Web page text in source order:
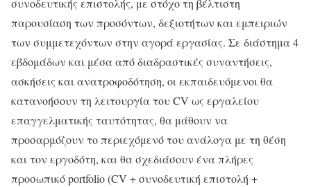
συνοδευτικής επιστολής, με στόχο τη βέλτιστη
παρουσίαση των προσόντων, δεξιοτήτων και εμπειριών
των συμμετεχόντων στην αγορά εργασίας. Σε διάστημα 4
εβδομάδων και μέσα από διαδραστικές συναντήσεις,
ασκήσεις και ανατροφοδότηση, οι εκπαιδευόμενοι θα
κατανοήσουν τη λειτουργία του CV ως εργαλείου
επαγγελματικής ταυτότητας, θα μάθουν να
προσαρμόζουν το περιεχόμενό του ανάλογα με τη θέση
και τον εργοδότη, και θα σχεδιάσουν ένα πλήρες
προσωπικό portfolio (CV + συνοδευτική επιστολή +